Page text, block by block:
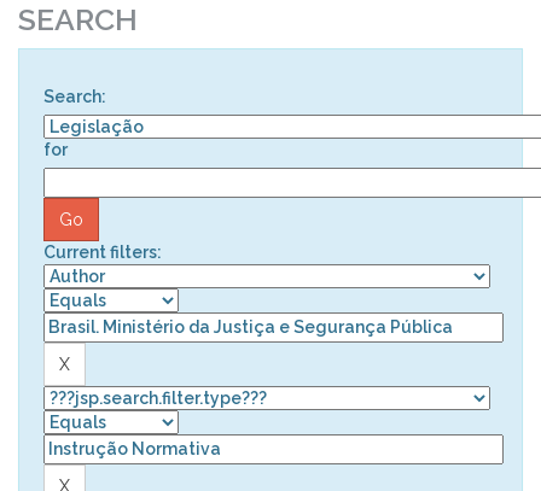
SEARCH
Search:
for
Current filters: